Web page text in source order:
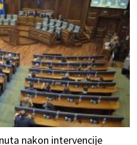
nakon intervencije